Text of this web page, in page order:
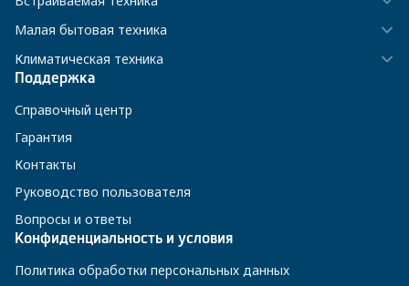
Малая бытовая техника
Климатическая техника
Поддержка
Справочный центр
Гарантия
Контакты
Руководство пользователя
Вопросы и ответы
Конфиденциальность и условия
Политика обработки персональных данных